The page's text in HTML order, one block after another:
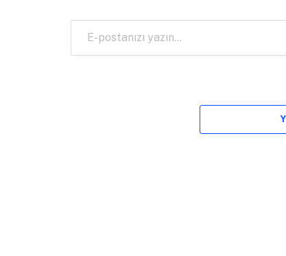
E-postanızı yazın…